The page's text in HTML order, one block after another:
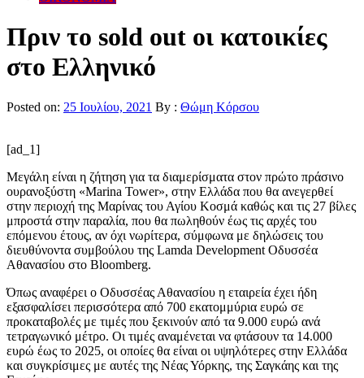
Πριν το sold out οι κατοικίες
στο Ελληνικό
Posted on: 25 Ιουλίου, 2021 By : Θώμη Κόρσου
[ad_1]
Μεγάλη είναι η ζήτηση για τα διαμερίσματα στον πρώτο πράσινο
ουρανοξύστη «Marina Tower», στην Ελλάδα που θα ανεγερθεί
στην περιοχή της Μαρίνας του Αγίου Κοσμά καθώς και τις 27 βίλες
μπροστά στην παραλία, που θα πωληθούν έως τις αρχές του
επόμενου έτους, αν όχι νωρίτερα, σύμφωνα με δηλώσεις του
διευθύνοντα συμβούλου της Lamda Development Οδυσσέα
Αθανασίου στο Bloomberg.
Όπως αναφέρει ο Οδυσσέας Αθανασίου η εταιρεία έχει ήδη
εξασφαλίσει περισσότερα από 700 εκατομμύρια ευρώ σε
προκαταβολές με τιμές που ξεκινούν από τα 9.000 ευρώ ανά
τετραγωνικό μέτρο. Οι τιμές αναμένεται να φτάσουν τα 14.000
ευρώ έως το 2025, οι οποίες θα είναι οι υψηλότερες στην Ελλάδα
και συγκρίσιμες με αυτές της Νέας Υόρκης, της Σαγκάης και της